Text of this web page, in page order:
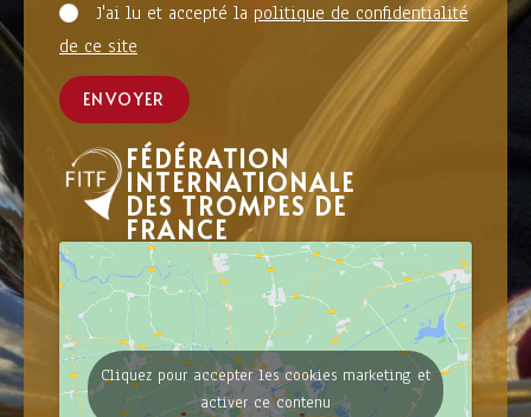
J'ai lu et accepté la politique de confidentialité
de ce site
ENVOYER
FÉDÉRATION
INTERNATIONALE
DES TROMPES DE
FRANCE
Cliquez pour accepter les cookies marketing et
activer ce contenu